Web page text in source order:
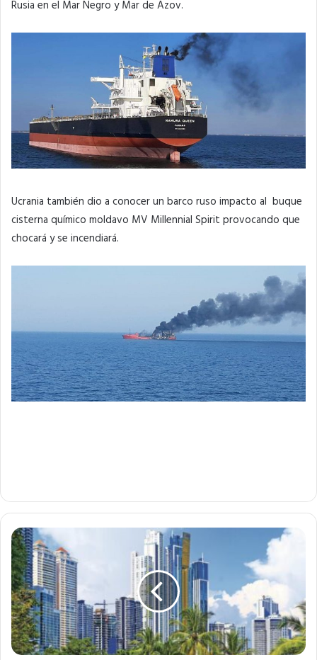
Rusia en el Mar Negro y Mar de Azov.
Ucrania también dio a conocer un barco ruso impacto al buque
cisterna químico moldavo MV Millennial Spirit provocando que
chocará y se incendiará.